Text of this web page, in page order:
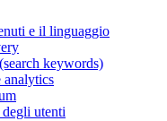
e il linguaggio
keywords)
analytics
utenti